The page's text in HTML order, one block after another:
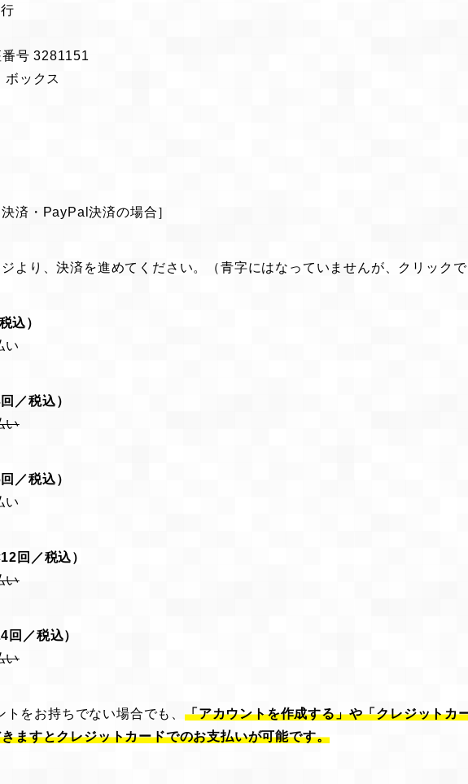
号 3281151
ボックス
済・PayPal決済の場合］
より、決済を進めてください。（青字にはなっていませんが、クリック
込）
い
／税込）
い
／税込）
い
回／税込）
い
／税込）
い
をお持ちでない場合でも、 「アカウントを作成する」や「クレジットカ
ますとクレジットカードでのお支払いが可能です。